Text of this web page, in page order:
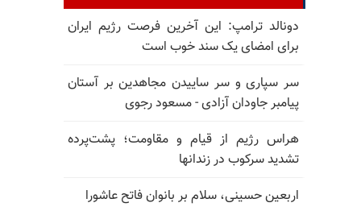
دونالد ترامپ: این آخرین فرصت رژیم ایران
برای امضای یک سند خوب است
سر سپاری و سر ساییدن مجاهدین بر آستان
پیامبر جاودان آزادی - مسعود رجوی
هراس رژیم از قیام و مقاومت؛ پشت‌پرده
تشدید سرکوب در زندانها
اربعین حسینی، سلام بر بانوان فاتح عاشورا